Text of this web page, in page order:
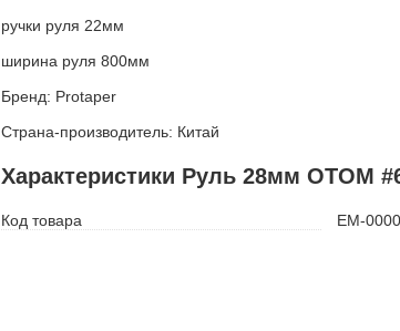
ручки руля 22мм
ширина руля 800мм
Бренд: Protaper
Страна-производитель: Китай
Характеристики Руль 28мм OTOM
Код товара ЕМ-